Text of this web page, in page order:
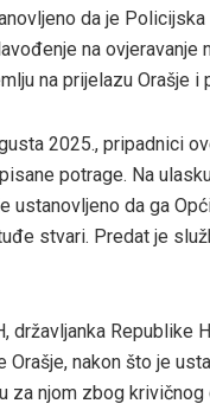
da je
na ovjeravanje
na prijelazu Orašje
2025., pripadnici
potrage. Na
ustanovljeno da ga
stvari. Predat je
državljanka Republike
Orašje, nakon što je
za njom zbog